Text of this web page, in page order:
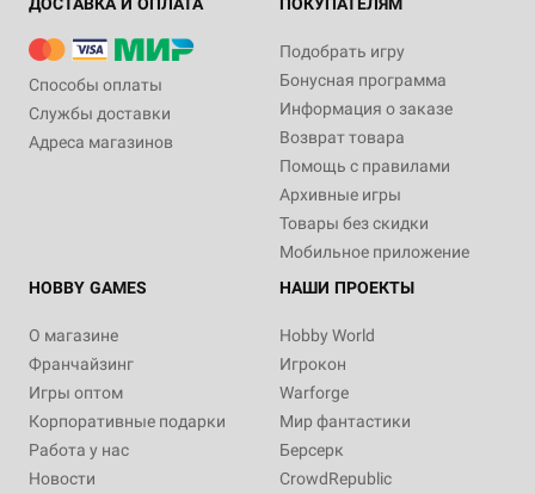
ДОСТАВКА И ОПЛАТА
Способы оплаты
Службы доставки
Адреса магазинов
ПОКУПАТЕЛЯМ
Подобрать игру
Бонусная программа
Информация о заказе
Возврат товара
Помощь с правилами
Архивные игры
Товары без скидки
Мобильное приложение
HOBBY GAMES
О магазине
Франчайзинг
Игры оптом
Корпоративные подарки
Работа у нас
Новости
НАШИ ПРОЕКТЫ
Hobby World
Игрокон
Warforge
Мир фантастики
Берсерк
CrowdRepublic